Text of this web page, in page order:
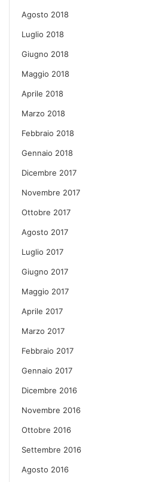
Agosto 2018
Luglio 2018
Giugno 2018
Maggio 2018
Aprile 2018
Marzo 2018
Febbraio 2018
Gennaio 2018
Dicembre 2017
Novembre 2017
Ottobre 2017
Agosto 2017
Luglio 2017
Giugno 2017
Maggio 2017
Aprile 2017
Marzo 2017
Febbraio 2017
Gennaio 2017
Dicembre 2016
Novembre 2016
Ottobre 2016
Settembre 2016
Agosto 2016